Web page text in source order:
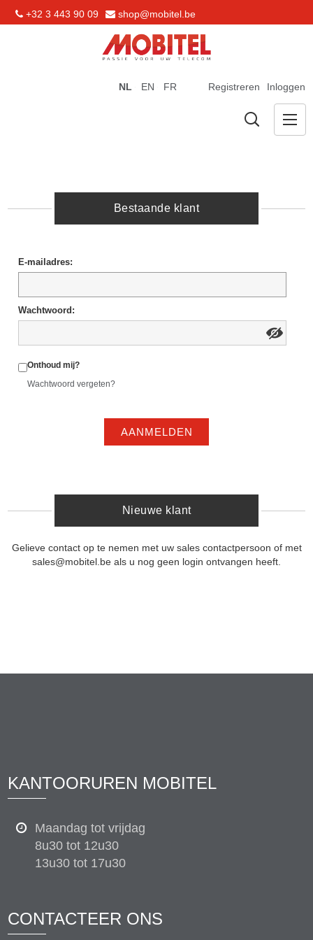
+32 3 443 90 09 shop@mobitel.be
Registreren Inloggen
NL EN FR
Bestaande klant
E-mailadres:
Wachtwoord:
Onthoud mij?
Wachtwoord vergeten?
AANMELDEN
Nieuwe klant
Gelieve contact op te nemen met uw sales contactpersoon of met
sales@mobitel.be als u nog geen login ontvangen heeft.
KANTOORUREN MOBITEL
Maandag tot vrijdag
8u30 tot 12u30
13u30 tot 17u30
CONTACTEER ONS